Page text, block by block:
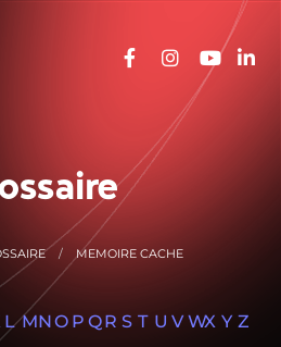
MEMOIRE CACHE
L MNO P QR S T U V WX Y Z